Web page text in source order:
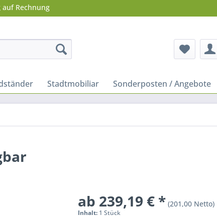
Rechnung
Stadtmobiliar Sonderposten / Angebote
ab 239,19 € * (201,00 Netto)
Inhalt: 1 Stück